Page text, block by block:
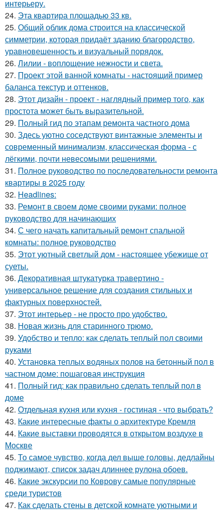
интерьеру.
24. Эта квартира площадью 33 кв.
25. Общий облик дома строится на классической
симметрии, которая придаёт зданию благородство,
уравновешенность и визуальный порядок.
26. Лилии - воплощение нежности и света.
27. Проект этой ванной комнаты - настоящий пример
баланса текстур и оттенков.
28. Этот дизайн - проект - наглядный пример того, как
простота может быть выразительной.
29. Полный гид по этапам ремонта частного дома
30. Здесь уютно соседствуют винтажные элементы и
современный минимализм, классическая форма - с
лёгкими, почти невесомыми решениями.
31. Полное руководство по последовательности ремонта
квартиры в 2025 году
32. Headlines:
33. Ремонт в своем доме своими руками: полное
руководство для начинающих
34. С чего начать капитальный ремонт спальной
комнаты: полное руководство
35. Этот уютный светлый дом - настоящее убежище от
суеты.
36. Декоративная штукатурка травертино -
универсальное решение для создания стильных и
фактурных поверхностей.
37. Этот интерьер - не просто про удобство.
38. Новая жизнь для старинного трюмо.
39. Удобство и тепло: как сделать теплый пол своими
руками
40. Установка теплых водяных полов на бетонный пол в
частном доме: пошаговая инструкция
41. Полный гид: как правильно сделать теплый пол в
доме
42. Отдельная кухня или кухня - гостиная - что выбрать?
43. Какие интересные факты о архитектуре Кремля
44. Какие выставки проводятся в открытом воздухе в
Москве
45. То самое чувство, когда дел выше головы, дедлайны
поджимают, список задач длиннее рулона обоев.
46. Какие экскурсии по Коврову самые популярные
среди туристов
47. Как сделать стены в детской комнате уютными и